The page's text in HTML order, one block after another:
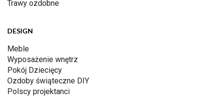
Trawy ozdobne
DESIGN
Meble
Wyposażenie wnętrz
Pokój Dziecięcy
Ozdoby świąteczne DIY
Polscy projektanci